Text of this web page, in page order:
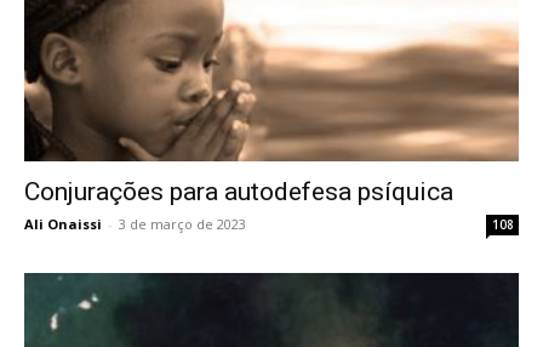
Conjurações para autodefesa psíquica
Ali Onaissi - 3 de março de 2023 108